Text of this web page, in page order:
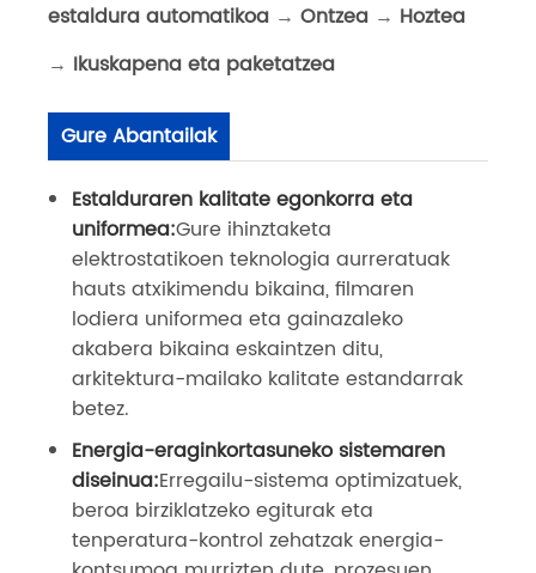
estaldura automatikoa → Ontzea → Hoztea
→ Ikuskapena eta paketatzea
Gure Abantailak
Estalduraren kalitate egonkorra eta
uniformea:Gure ihinztaketa
elektrostatikoen teknologia aurreratuak
hauts atxikimendu bikaina, filmaren
lodiera uniformea ​​eta gainazaleko
akabera bikaina eskaintzen ditu,
arkitektura-mailako kalitate estandarrak
betez.
Energia-eraginkortasuneko sistemaren
diseinua:Erregailu-sistema optimizatuek,
beroa birziklatzeko egiturak eta
tenperatura-kontrol zehatzak energia-